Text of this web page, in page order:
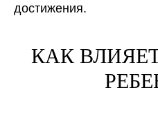
достижения.
КАК